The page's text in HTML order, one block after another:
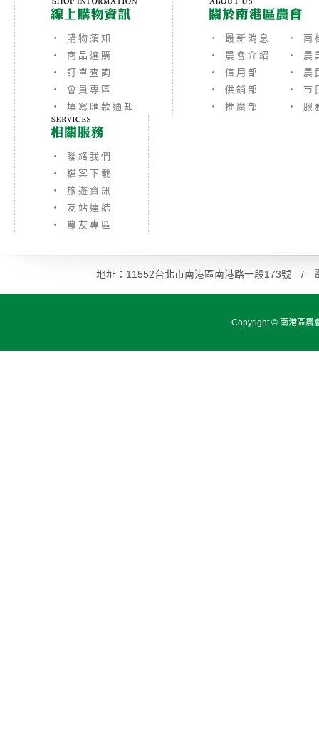
‧ 購物須知
‧ 商品選購
‧ 訂單查詢
‧ 會員專區
‧ 填寫匯款通知
‧ 最新消息
‧ 南
‧ 農會介紹
‧ 農
‧ 信用部
‧ 農
‧ 供銷部
‧ 市
‧ 推廣部
‧ 服
‧ 聯絡我們
‧ 檔案下載
‧ 旅遊資訊
‧ 友站連結
‧ 農友專區
地址：11552台北市南港區南港路一段173號
Copyright © 南港區農